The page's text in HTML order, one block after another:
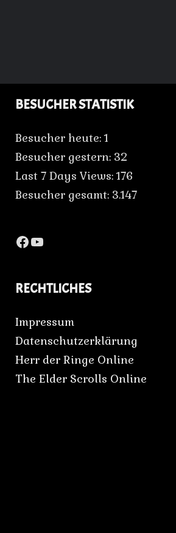
BESUCHER STATISTIK
Besucher heute:1
Besucher gestern: 32
Last 7 Days Views:176
Besucher gesamt: 3.147
Facebook
YouTube
RECHTLICHES
Impressum
Datenschutzerklärung
Herr der Ringe Online
The Elder Scrolls Online